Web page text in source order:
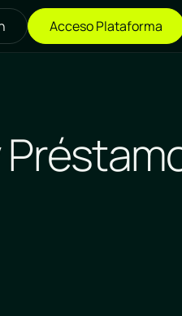
Acceso Plataforma